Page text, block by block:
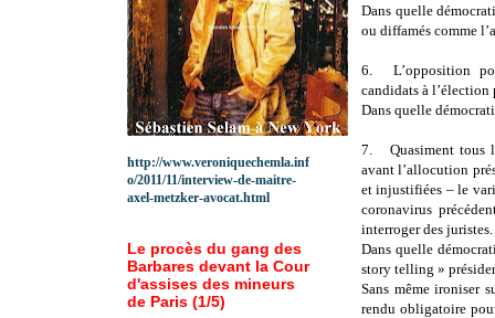
Dans quelle
ou diffamés comme
6.
L’opposition
candidats à l’élection
Dans quelle
7.
Quasiment tous
avant l’allocution
et injustifiées – le
coronavirus
interroger des juristes.
Dans quelle
story telling »
Sans même ironiser
rendu obligatoire
http://www.veroniquechemla.inf
o/2011/11/interview-de-maitre-
axel-metzker-avocat.html
Le procès du gang des
Barbares devant la Cour
d'assises des mineurs
de Paris (1/5)